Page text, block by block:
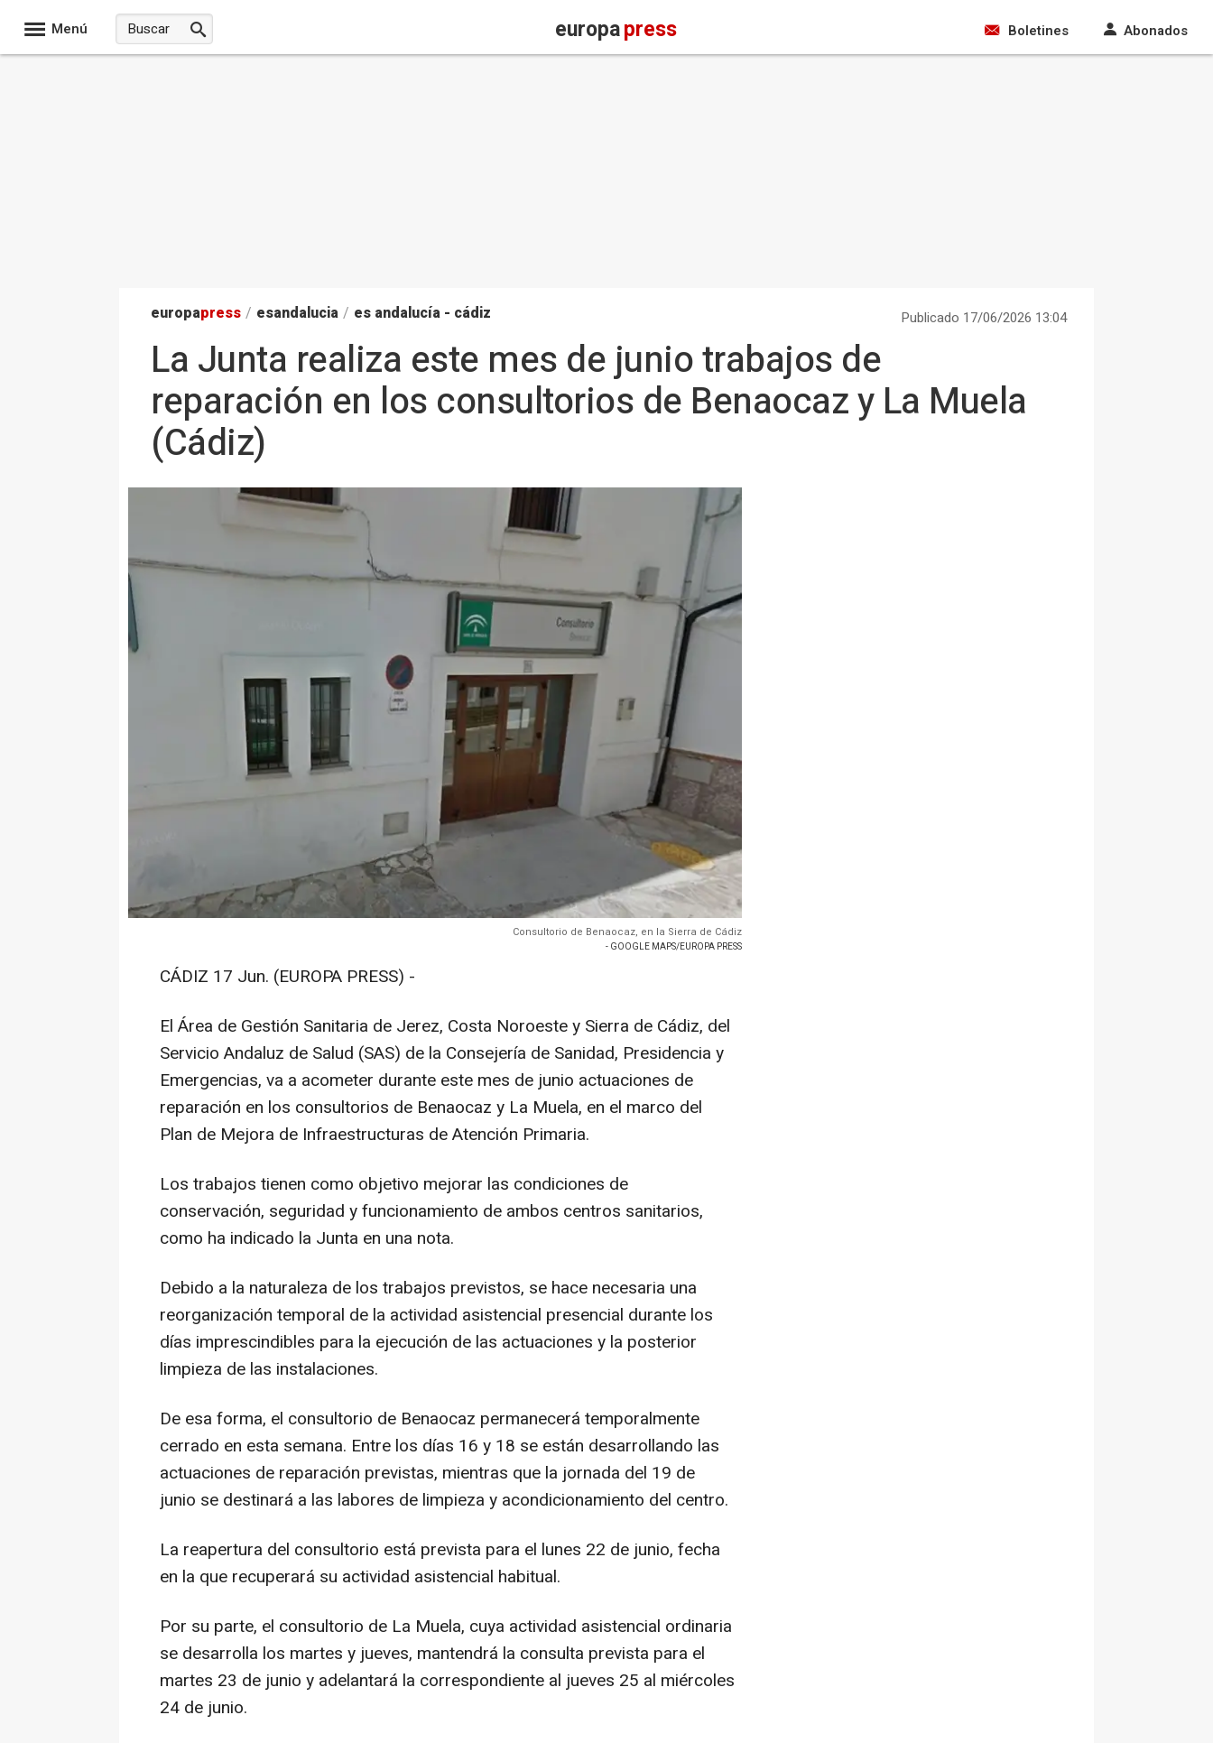
Menú europapress Boletines Abonados
europapress / esandalucia / es andalucía - cádiz Publicado 17/06/2026 13:04
La Junta realiza este mes de junio trabajos de
reparación en los consultorios de Benaocaz y La Muela
(Cádiz)
Consultorio de Benaocaz, en la Sierra de Cádiz
- GOOGLE MAPS/EUROPA PRESS
CÁDIZ 17 Jun. (EUROPA PRESS) -
El Área de Gestión Sanitaria de Jerez, Costa Noroeste y Sierra de Cádiz, del
Servicio Andaluz de Salud (SAS) de la Consejería de Sanidad, Presidencia y
Emergencias, va a acometer durante este mes de junio actuaciones de
reparación en los consultorios de Benaocaz y La Muela, en el marco del
Plan de Mejora de Infraestructuras de Atención Primaria.
Los trabajos tienen como objetivo mejorar las condiciones de
conservación, seguridad y funcionamiento de ambos centros sanitarios,
como ha indicado la Junta en una nota.
Debido a la naturaleza de los trabajos previstos, se hace necesaria una
reorganización temporal de la actividad asistencial presencial durante los
días imprescindibles para la ejecución de las actuaciones y la posterior
limpieza de las instalaciones.
De esa forma, el consultorio de Benaocaz permanecerá temporalmente
cerrado en esta semana. Entre los días 16 y 18 se están desarrollando las
actuaciones de reparación previstas, mientras que la jornada del 19 de
junio se destinará a las labores de limpieza y acondicionamiento del centro.
La reapertura del consultorio está prevista para el lunes 22 de junio, fecha
en la que recuperará su actividad asistencial habitual.
Por su parte, el consultorio de La Muela, cuya actividad asistencial ordinaria
se desarrolla los martes y jueves, mantendrá la consulta prevista para el
martes 23 de junio y adelantará la correspondiente al jueves 25 al miércoles
24 de junio.